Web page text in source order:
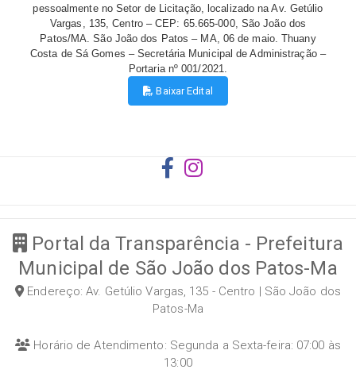
pessoalmente no Setor de Licitação, localizado na Av. Getúlio
Vargas, 135, Centro – CEP: 65.665-000, São João dos
Patos/MA. São João dos Patos – MA, 06 de maio. Thuany
Costa de Sá Gomes –Secretária Municipal de Administração –
Portaria nº 001/2021.
Baixar Edital
Portal da Transparência - Prefeitura
Municipal de São João dos Patos-Ma
Endereço: Av. Getúlio Vargas, 135 - Centro | São João dos
Patos-Ma
Horário de Atendimento: Segunda a Sexta-feira: 07:00 às
13:00